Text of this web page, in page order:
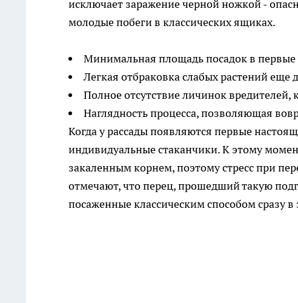
исключает заражение черной ножкой -
молодые побеги в классических ящиках.
Минимальная площадь посадок в первые
Легкая отбраковка слабых растений
Полное отсутствие личинок вредителей,
Наглядность процесса, позволяющая
Когда у рассады появляются первые
индивидуальные стаканчики. К этому
закаленным корнем, поэтому стресс при
отмечают, что перец, прошедший такую
посаженные классическим способом сразу